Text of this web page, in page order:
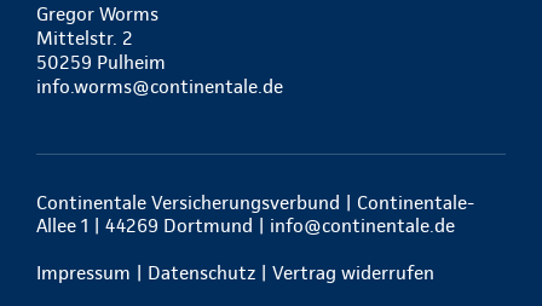
Gregor Worms
Mittelstr. 2
50259 Pulheim
info.worms@continentale.de
Continentale Versicherungsverbund | Continentale-
Allee 1 | 44269 Dortmund | info@continentale.de
Impressum | Datenschutz | Vertrag widerrufen